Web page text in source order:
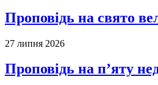
Проповідь на свято
27 липня 2026
Проповідь на п’яту